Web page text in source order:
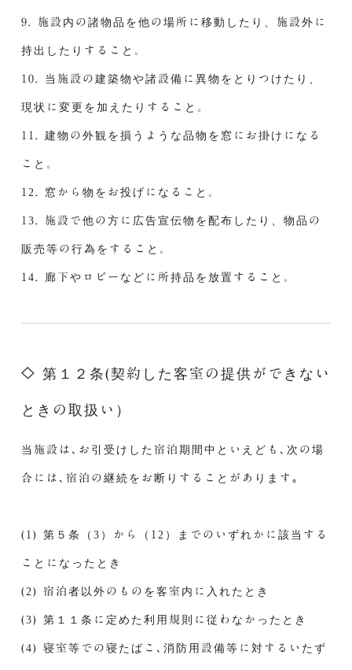
9. 施設内の諸物品を他の場所に移動したり、施設外に
持出したりすること。
10. 当施設の建築物や諸設備に異物をとりつけたり、
現状に変更を加えたりすること。
11. 建物の外観を損うような品物を窓にお掛けになる
こと。
12. 窓から物をお投げになること。
13. 施設で他の方に広告宣伝物を配布したり、物品の
販売等の行為をすること。
14. 廊下やロビーなどに所持品を放置すること。
第１２条(契約した客室の提供ができない
ときの取扱い）
当施設は､お引受けした宿泊期間中といえども､次の場
合には､宿泊の継続をお断りすることがあります｡
(1) 第５条（3）から（12）までのいずれかに該当する
ことになったとき
(2) 宿泊者以外のものを客室内に入れたとき
(3) 第１１条に定めた利用規則に従わなかったとき
(4) 寝室等での寝たばこ､消防用設備等に対するいたず